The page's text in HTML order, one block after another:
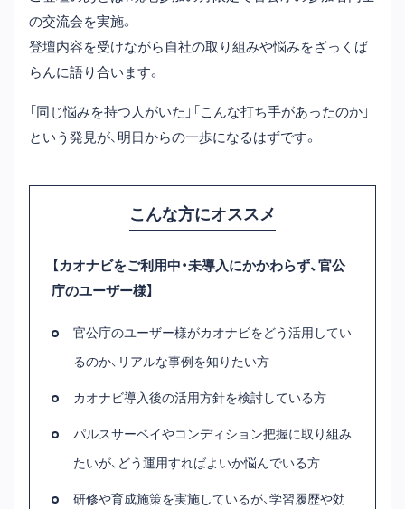
の交流会を実施。
登壇内容を受けながら自社の取り組みや悩みをざっくば
らんに語り合います。
「同じ悩みを持つ人がいた」「こんな打ち手があったのか」
という発見が、明日からの一歩になるはずです。
こんな方にオススメ
【カオナビをご利用中・未導入にかかわらず、官公
庁のユーザー様】
官公庁のユーザー様がカオナビをどう活用してい
るのか、リアルな事例を知りたい方
カオナビ導入後の活用方針を検討している方
パルスサーベイやコンディション把握に取り組み
たいが、どう運用すればよいか悩んでいる方
研修や育成施策を実施しているが、学習履歴や効